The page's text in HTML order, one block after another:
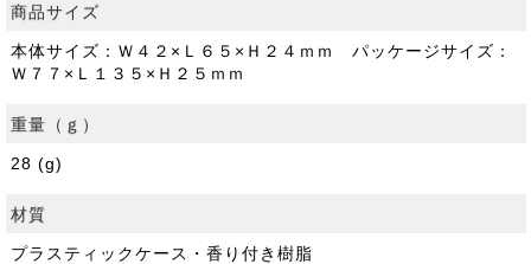
商品サイズ
本体サイズ：Ｗ４２×Ｌ６５×Ｈ２４ｍｍ パッケージサイズ：
Ｗ７７×Ｌ１３５×Ｈ２５ｍｍ
重量（ｇ）
28 (g)
材質
プラスティックケース・香り付き樹脂